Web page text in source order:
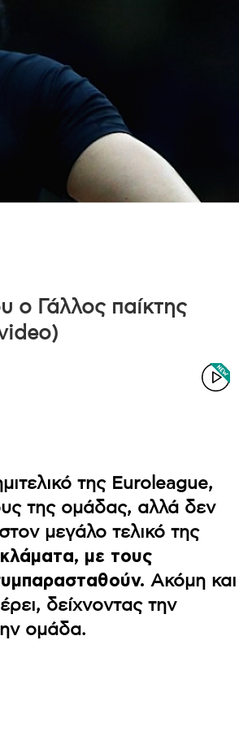
ο Γάλλος παίκτης
της Euroleague,
της ομάδας, αλλά δεν
μεγάλο τελικό της
με τους
Ακόμη και
δείχνοντας την
ομάδα.